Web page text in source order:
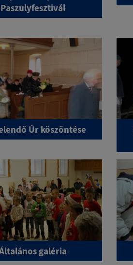
Paszulyfesztivál
Úr köszöntése
galéria